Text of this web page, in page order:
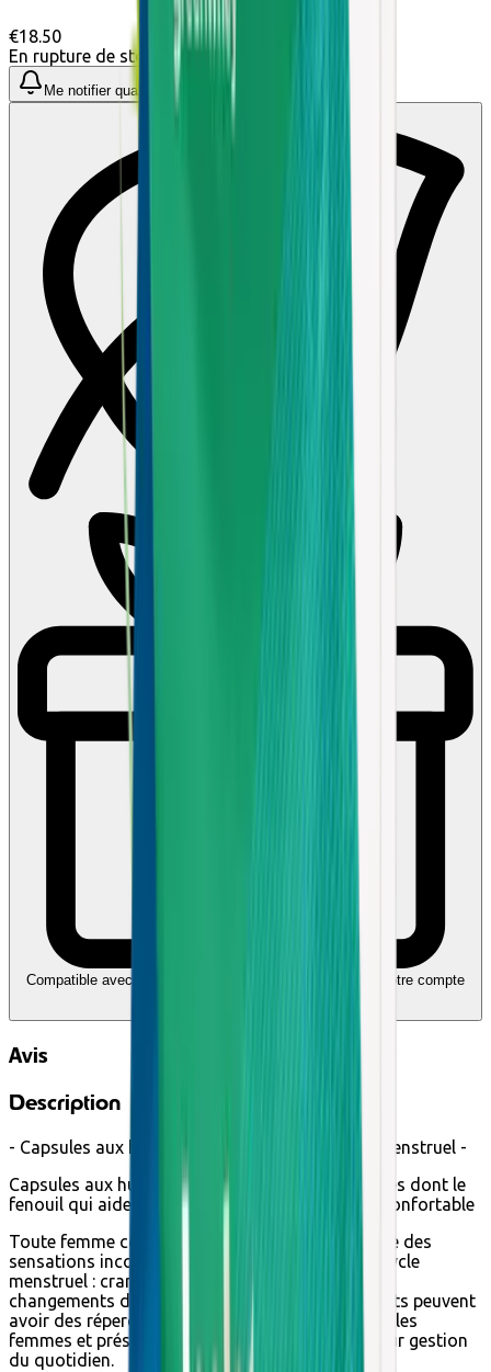
€18.50
En rupture de stock
Me notifier quand disponible
Compatible avec Ecochèques et Chèques-cadeaux
Liez votre compte
Avis
Description
- Capsules aux huiles essentielles pour le cycle menstruel -
Capsules aux huiles essentielles 100% biologiques dont le
fenouil qui aide à maintenir un cycle menstruel confortable
Toute femme connait à un moment ou à un autre des
sensations inconfortables et gênantes liées au cycle
menstruel : crampes, états nauséeux, irritabilité,
changements d’humeur… ; tous ces désagréments peuvent
avoir des répercutions parfois importantes pour les
femmes et présenter de réels obstacles face à leur gestion
du quotidien.